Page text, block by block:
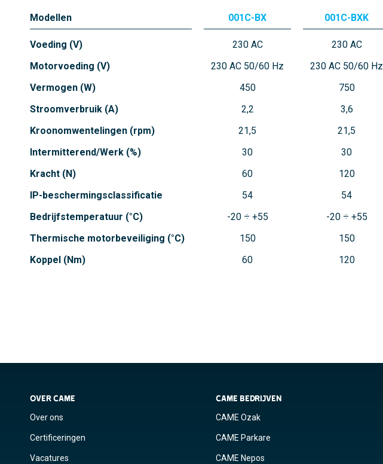
Modellen
Voeding (V)
Motorvoeding (V)
Vermogen (W)
Stroomverbruik (A)
Kroonomwentelingen (rpm)
Intermitterend/Werk (%)
Kracht (N)
IP-beschermingsclassificatie
Bedrijfstemperatuur (°C)
Thermische motorbeveiliging (°C)
Koppel (Nm)
001C-BX
230 AC
230 AC 50/60 Hz
450
2,2
21,5
30
60
54
-20 ÷ +55
150
60
001C-BXK
230 AC
230 AC 50/60 Hz
750
3,6
21,5
30
120
54
-20 ÷ +55
150
120
OVER CAME
Over ons
Certificeringen
Vacatures
CAME BEDRIJVEN
CAME Ozak
CAME Parkare
CAME Nepos